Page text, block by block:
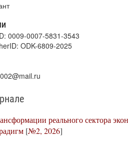
0009-0007-5831-3543
ODK-6809-2025
реального сектора
[№2, 2026]